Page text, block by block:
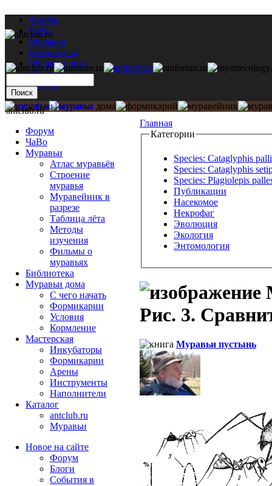
Форум
ЧаВо
Муравьи
Библиотека
Муравьи дома
Мастерская
Каталог
Главная
Категории
Species: Cataglyphis
Species: Cataglyphis
Species: Plagiolepis
Публикации
Насекомое
Некрофаг
Эволюция
Экология
Энтомология
Рис. 3.
Муравьи пустынь
antclub.ru
Форум
ЧаВо
Муравьи
Атлас муравьёв
Строение
муравья
Муравейник в
разрезе
Таблица лёта
Методы
изучения
Фильмы о
муравьях
Библиотека
Муравьи дома
С чего начать
Формикарии
Условия
Кормление
Мастерская
Инкубаторы
Формикарии
Арены
Инструменты
Наполнители
Каталог
antclub.ru
Муравьи
Новое на сайте
Форум
Блоги
События в